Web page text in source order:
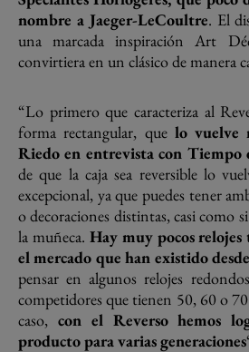
nombre a Jaeger-LeCoultre. El
una marcada inspiración Art
convirtiera en un clásico de manera
“Lo primero que caracteriza al
forma rectangular, que lo vuelve
Riedo en entrevista con Tiempo
de que la caja sea reversible lo
excepcional, ya que puedes tener
o decoraciones distintas, casi como
la muñeca. Hay muy pocos
el mercado que han existido
pensar en algunos relojes
competidores que tienen 50, 60 o
caso, con el Reverso hemos
producto para varias generaciones